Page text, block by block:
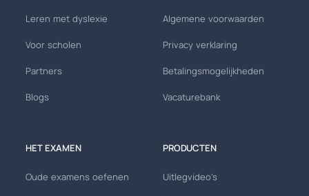
Leren met dyslexie
Voor scholen
Partners
Blogs
Algemene voorwaarden
Privacy verklaring
Betalingsmogelijkheden
Vacaturebank
HET EXAMEN
Oude examens oefenen
PRODUCTEN
Uitlegvideo's